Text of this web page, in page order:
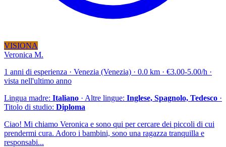
VISIONA
Veronica M.
1 anni di esperienza · Venezia (Venezia) · 0.0 km · €3.00-5.00/h ·
vista nell'ultimo anno
Lingua madre: Italiano · Altre lingue: Inglese, Spagnolo, Tedesco ·
Titolo di studio: Diploma
Ciao! Mi chiamo Veronica e sono qui per cercare dei piccoli di cui
prendermi cura. Adoro i bambini, sono una ragazza tranquilla e
responsabi...